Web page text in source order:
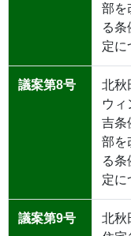
部を
る条
定に
議案第8号
北秋
ウィ
吉条
部を
る条
定に
議案第9号
北秋